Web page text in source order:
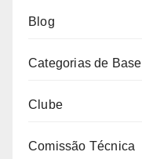
Blog
Categorias de Base
Clube
Comissão Técnica